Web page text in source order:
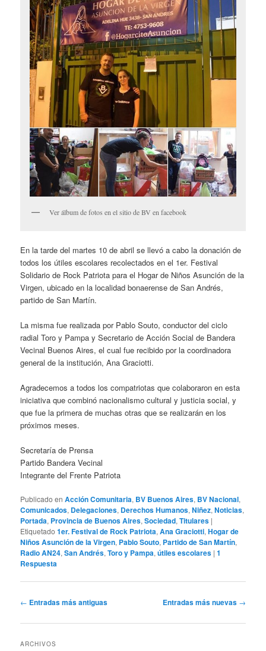
Ver álbum de fotos en el sitio de BV en facebook
En la tarde del martes 10 de abril se llevó a cabo la donación de
todos los útiles escolares recolectados en el 1er. Festival
Solidario de Rock Patriota para el Hogar de Niños Asunción de la
Virgen, ubicado en la localidad bonaerense de San Andrés,
partido de San Martín.
La misma fue realizada por Pablo Souto, conductor del ciclo
radial Toro y Pampa y Secretario de Acción Social de Bandera
Vecinal Buenos Aires, el cual fue recibido por la coordinadora
general de la institución, Ana Graciotti.
Agradecemos a todos los compatriotas que colaboraron en esta
iniciativa que combinó nacionalismo cultural y justicia social, y
que fue la primera de muchas otras que se realizarán en los
próximos meses.
Secretaría de Prensa
Partido Bandera Vecinal
Integrante del Frente Patriota
Publicado en Acción Comunitaria, BV Buenos Aires, BV Nacional,
Comunicados, Delegaciones, Derechos Humanos,Niñez,Noticias,
Portada, Provincia de Buenos Aires,Sociedad,Titulares |
Etiquetado 1er. Festival de Rock Patriota,Ana Graciotti,Hogar de
Niños Asunción de la Virgen, Pablo Souto, Partido de San Martín,
Radio AN24,San Andrés,Toro y Pampa,útiles escolares |1
Respuesta
Navegación
entradas
← Entradas más antiguas Entradas más nuevas →
ARCHIVOS